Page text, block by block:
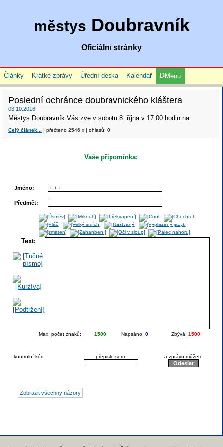
městys Doubravník
Oficiální stránky
Články Krátké zprávy Úřední deska Kalendář Menu
Poslední ochránce doubravnického kláštera
03.10.2016
Městys Doubravník Vás zve v sobotu 8. října v 17:00 hodin na
Celý článek... | přečteno 2546 x | ohlasů: 0
Vaše připomínka:
Jméno:
Předmět:
Text:
Max. počet znaků: 1500 Napsáno: 0 Zbývá: 1500
kontrolní kód přepište sem: a zprávu můžete